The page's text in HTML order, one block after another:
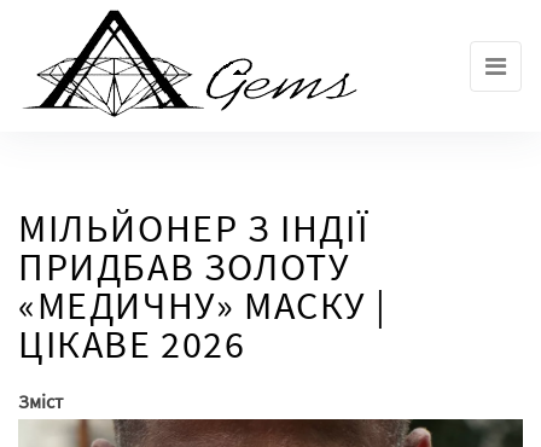
МІЛЬЙОНЕР З ІНДІЇ
ПРИДБАВ ЗОЛОТУ
«МЕДИЧНУ» МАСКУ |
ЦІКАВЕ 2026
Зміст